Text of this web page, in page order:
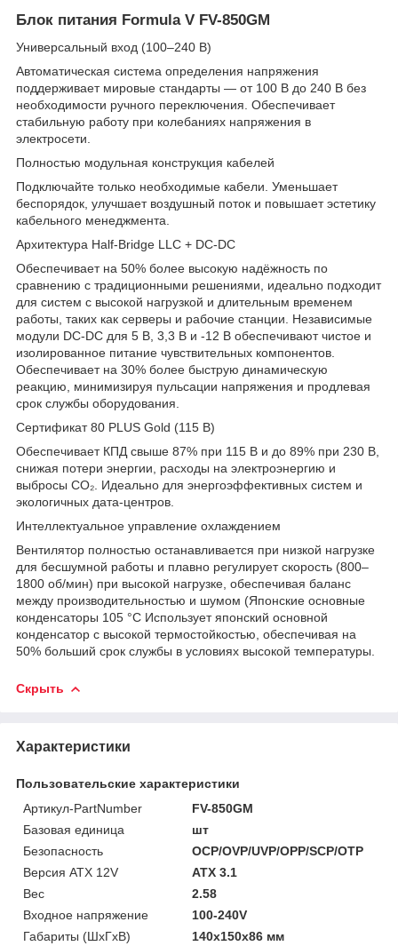
Блок питания Formula V FV-850GM
Универсальный вход (100–240 В)
Автоматическая система определения напряжения
поддерживает мировые стандарты — от 100 В до 240 В без
необходимости ручного переключения. Обеспечивает
стабильную работу при колебаниях напряжения в
электросети.
Полностью модульная конструкция кабелей
Подключайте только необходимые кабели. Уменьшает
беспорядок, улучшает воздушный поток и повышает эстетику
кабельного менеджмента.
Архитектура Half-Bridge LLC + DC-DC
Обеспечивает на 50% более высокую надёжность по
сравнению с традиционными решениями, идеально подходит
для систем с высокой нагрузкой и длительным временем
работы, таких как серверы и рабочие станции. Независимые
модули DC-DC для 5 В, 3,3 В и -12 В обеспечивают чистое и
изолированное питание чувствительных компонентов.
Обеспечивает на 30% более быструю динамическую
реакцию, минимизируя пульсации напряжения и продлевая
срок службы оборудования.
Сертификат 80 PLUS Gold (115 В)
Обеспечивает КПД свыше 87% при 115 В и до 89% при 230 В,
снижая потери энергии, расходы на электроэнергию и
выбросы CO₂. Идеально для энергоэффективных систем и
экологичных дата-центров.
Интеллектуальное управление охлаждением
Вентилятор полностью останавливается при низкой нагрузке
для бесшумной работы и плавно регулирует скорость (800–
1800 об/мин) при высокой нагрузке, обеспечивая баланс
между производительностью и шумом (Японские основные
конденсаторы 105 °C Использует японский основной
конденсатор с высокой термостойкостью, обеспечивая на
50% больший срок службы в условиях высокой температуры.
Скрыть
Характеристики
Пользовательские характеристики
Артикул-PartNumber
FV-850GM
Базовая единица
шт
Безопасность
OCP/OVP/UVP/OPP/SCP/OTP
Версия ATX 12V
ATX 3.1
Вес
2.58
Входное напряжение
100-240V
Габариты (ШхГхВ)
140x150x86 мм